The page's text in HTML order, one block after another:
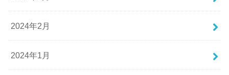
2024年2月
2024年1月